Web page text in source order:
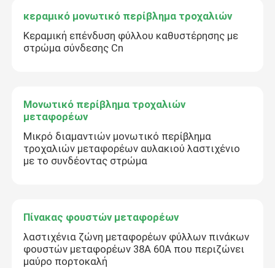
κεραμικό μονωτικό περίβλημα τροχαλιών
Κεραμική επένδυση φύλλου καθυστέρησης με
στρώμα σύνδεσης Cn
Μονωτικό περίβλημα τροχαλιών
μεταφορέων
Μικρό διαμαντιών μονωτικό περίβλημα
τροχαλιών μεταφορέων αυλακιού λαστιχένιο
με το συνδέοντας στρώμα
Πίνακας φουστών μεταφορέων
λαστιχένια ζώνη μεταφορέων φύλλων πινάκων
φουστών μεταφορέων 38A 60A που περιζώνει
μαύρο πορτοκαλή